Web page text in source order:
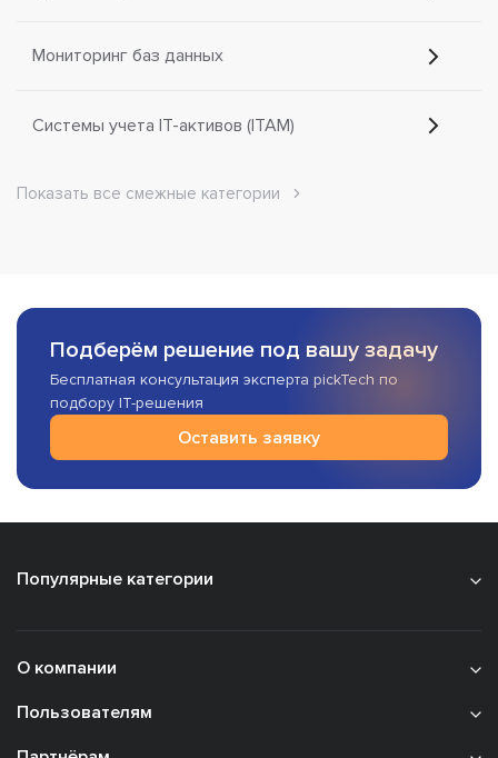
Мониторинг баз данных
Системы учета IT-активов (ITAM)
Показать все смежные категории
Подберём решение под вашу задачу
Бесплатная консультация эксперта pickTech по
подбору IT-решения
Оставить заявку
Популярные категории
О компании
Пользователям